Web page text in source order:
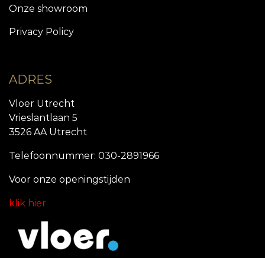
Onze showroom
Privacy Policy
ADRES
Vloer Utrecht
Vrieslantlaan 5
3526 AA Utrecht
Telefoonnummer: 030-2891966
Voor onze openingstijden
klik hier